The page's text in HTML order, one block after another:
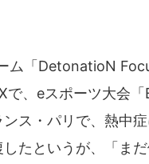
ム「DetonatioN
で、eスポーツ大会
ス・パリで、熱中
たというが、「ま